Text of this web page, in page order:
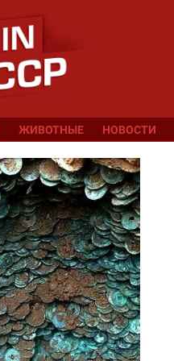
ЖИВОТНЫЕ НОВОСТИ